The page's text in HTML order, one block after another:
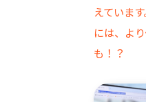
えていま
には、よ
も！？